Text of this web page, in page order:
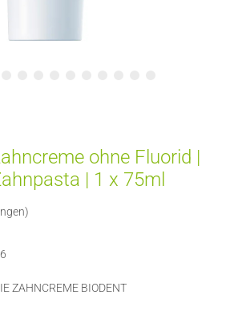
ohne Fluorid |
| 1 x 75ml
ZAHNCREME BIODENT